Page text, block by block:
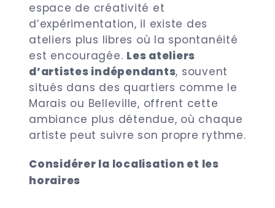
espace de créativité et
d’expérimentation, il existe des
ateliers plus libres où la spontanéité
est encouragée. Les ateliers
d’artistes indépendants, souvent
situés dans des quartiers comme le
Marais ou Belleville, offrent cette
ambiance plus détendue, où chaque
artiste peut suivre son propre rythme.
Considérer la localisation et les
horaires